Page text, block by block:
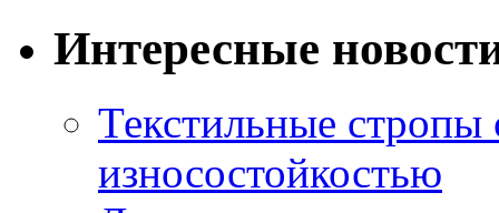
Интересные
Текстильные
износостойкостью